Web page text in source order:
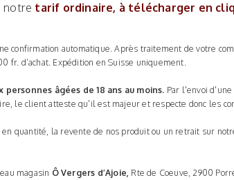
notre tarif ordinaire, à télécharger en
confirmation automatique. Après traitement de votre
fr. d’achat. Expédition en Suisse uniquement.
âgées de 18 ans au moins. Par l'envoi
le client atteste qu'il est majeur et respecte donc les
en quantité, la revente de nos produit ou un retrait sur
magasin Ô Vergers d’Ajoie, Rte de Coeuve, 2900